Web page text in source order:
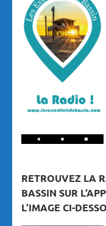
RETROUVEZ LA
BASSIN SUR
L’IMAGE CI-